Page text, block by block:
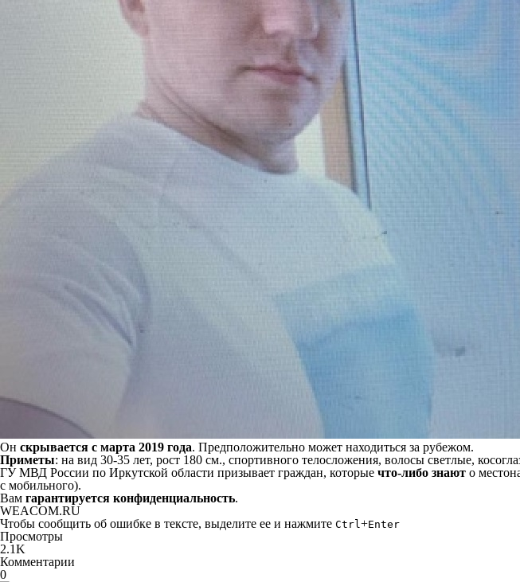
Он скрывается с марта 2019 года. Предположительно может находиться за рубежом.
Приметы: на вид 30-35 лет, рост 180 см., спортивного телосложения, волосы светлые,
ГУ МВД России по Иркутской области призывает граждан, которые что-либо знают о
с мобильного).
Вам гарантируется конфиденциальность.
WEACOM.RU
Чтобы сообщить об ошибке в тексте, выделите ее и нажмите Ctrl+Enter
Просмотры
2.1K
Комментарии
0